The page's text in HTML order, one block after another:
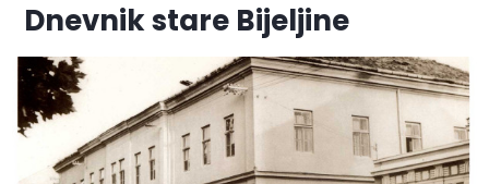
Dnevnik stare Bijeljine